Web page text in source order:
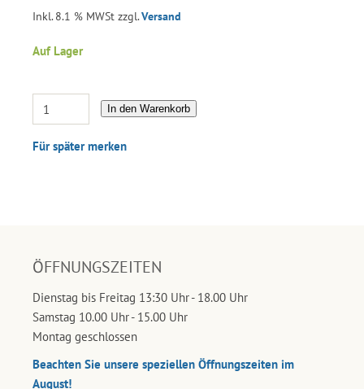
Inkl. 8.1 % MWSt zzgl.Versand
Auf Lager
In den Warenkorb
Für später merken
ÖFFNUNGSZEITEN
Dienstag bis Freitag 13:30 Uhr - 18.00 Uhr
Samstag 10.00 Uhr - 15.00 Uhr
Montag geschlossen
Beachten Sie unsere speziellen Öffnungszeiten im
August!